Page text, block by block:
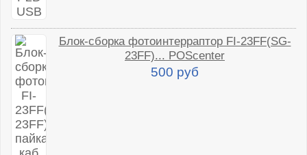
Блок-сборка фотоинтерраптор FI-23FF(SG-
23FF)... POScenter
500 руб